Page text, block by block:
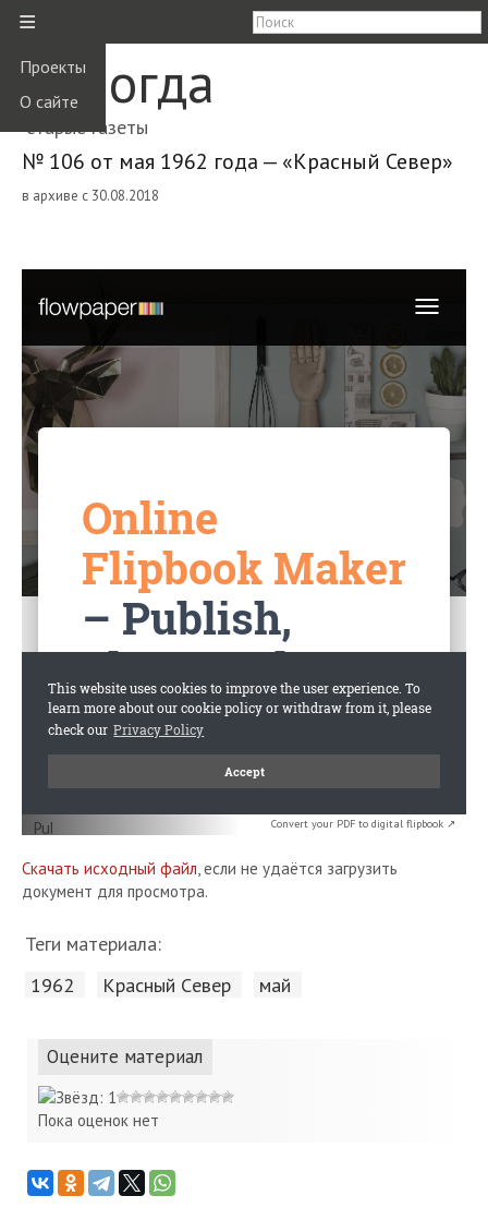
≡
Проекты
О сайте
Вологда
старые газеты
№ 106 от мая 1962 года — «Красный Север»
в архиве с 30.08.2018
Convert your PDF to digital flipbook ↗
Скачать исходный файл, если не удаётся загрузить
документ для просмотра.
Теги материала:
1962 Красный Cевер май
Оцените материал
Пока оценок нет